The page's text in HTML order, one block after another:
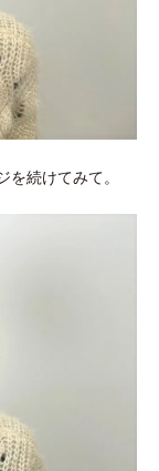
続けてみて。